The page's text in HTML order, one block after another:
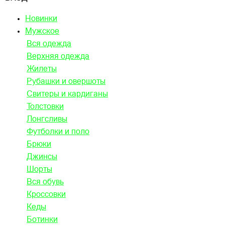
Новинки
Мужское
Вся одежда
Верхняя одежда
Жилеты
Рубашки и овершоты
Свитеры и кардиганы
Толстовки
Лонгсливы
Футболки и поло
Брюки
Джинсы
Шорты
Вся обувь
Кроссовки
Кеды
Ботинки